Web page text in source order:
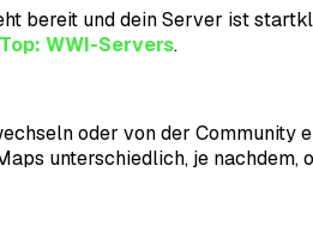
bereit und dein Server ist
WWI-Servers.
oder von der
unterschiedlich, je